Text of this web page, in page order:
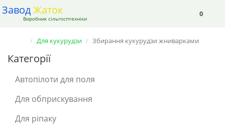
0
ЗаводЖаток
Виробник сільгосптехніки
Для кукурудзи Збирання кукурудзи жниварками
Категорії
Автопілоти для поля
Для обприскування
Для ріпаку